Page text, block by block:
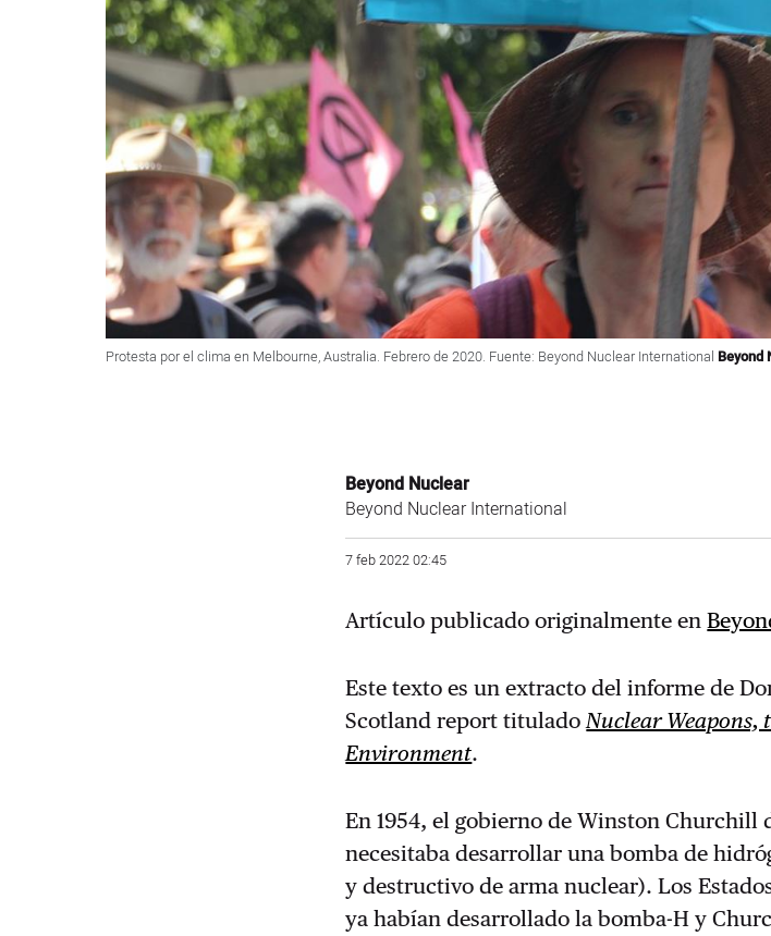
Protesta por el clima en Melbourne, Australia. Febrero de 2020. Fuente: Beyond Nuclear International Beyond
Beyond Nuclear
Beyond Nuclear International
7 feb 2022 02:45
Artículo publicado originalmente en
Este texto es un extracto del informe de
Scotland report tituladoNuclear Weapons,
Environment.
En 1954, el gobierno de Winston Churchill
necesitaba desarrollar una bomba de
y destructivo de arma nuclear). Los
ya habían desarrollado la bomba-H y